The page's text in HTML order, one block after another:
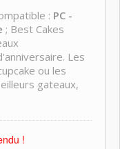
: PC -
; Best Cakes
Les
ou les
gateaux,
!